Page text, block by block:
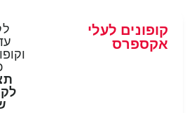
קופונים לעלי
אקספרס